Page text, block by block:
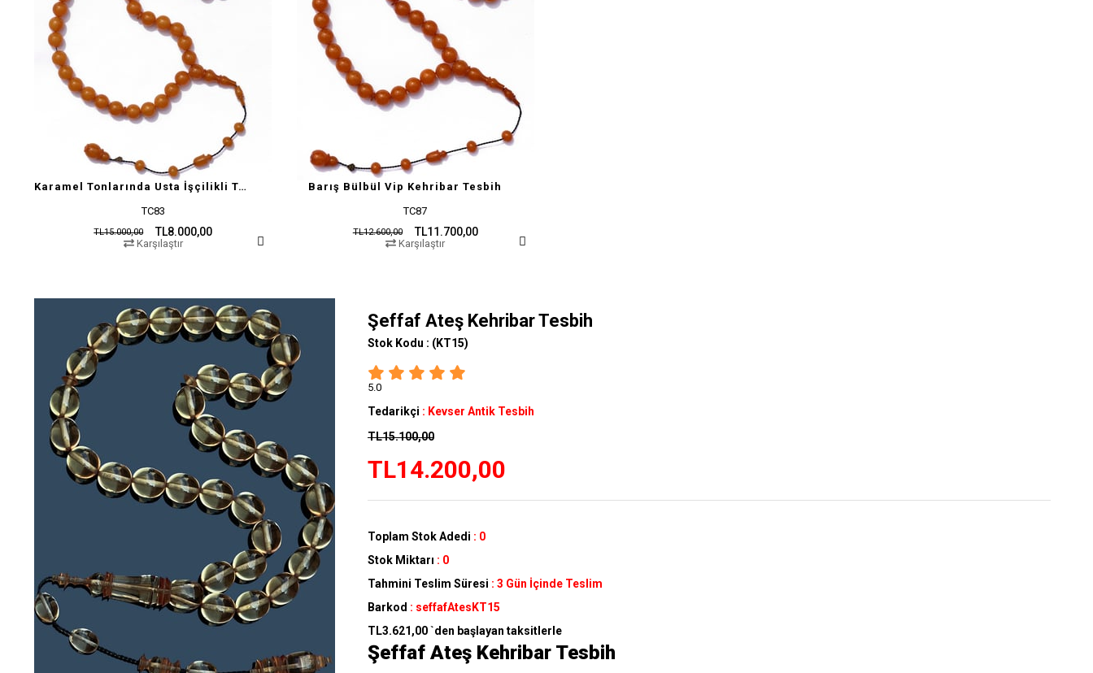
Karamel Tonlarında Usta İşçilikli Tesbih
TC83
TL8.000,00
TL15.000,00
Karşılaştır
Barış Bülbül Vip Kehribar Tesbih
TC87
TL11.700,00
TL12.600,00
Karşılaştır
Şeffaf Ateş Kehribar Tesbih
Stok Kodu : (KT15)
5.0
Tedarikçi : Kevser Antik Tesbih
TL15.100,00
TL14.200,00
Toplam Stok Adedi : 0
Stok Miktarı : 0
Tahmini Teslim Süresi : 3 Gün İçinde Teslim
Barkod : seffafAtesKT15
TL3.621,00`den başlayan taksitlerle
Şeffaf Ateş Kehribar Tesbih